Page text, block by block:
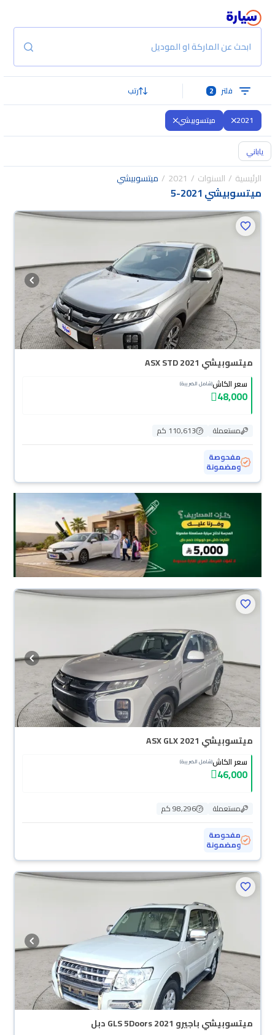
ابحث عن الماركة او الموديل
فلتر 2 رتب
2021 ميتسوبيشي
ياباني
الرئيسية السنوات 2021 ميتسوبيشي
ميتسوبيشي 2021 -
5
ميتسوبيشي ASX STD 2021
سعر الكاش(شامل الضريبة)
48,000
مستعملة
110,613 كم
مفحوصة
ومضمونة
ميتسوبيشي ASX GLX 2021
سعر الكاش(شامل الضريبة)
46,000
مستعملة
98,296 كم
مفحوصة
ومضمونة
ميتسوبيشي باجيرو GLS 5Doors 2021 دبل